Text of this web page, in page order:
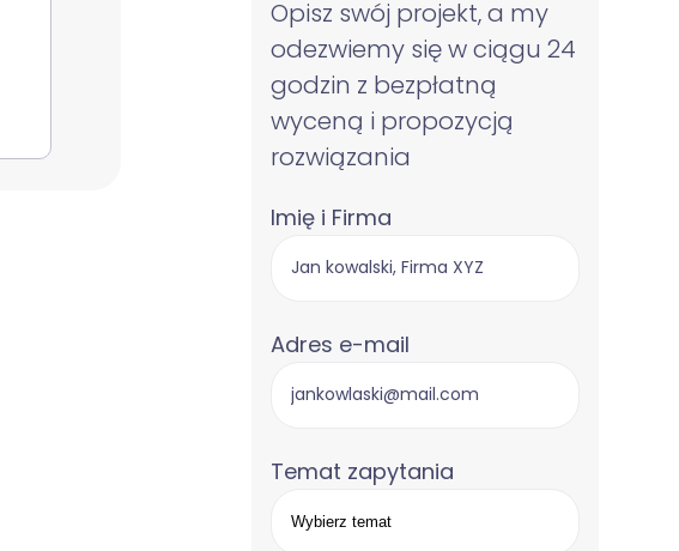
Opisz swój projekt, a my
odezwiemy się w ciągu 24
godzin z bezpłatną
wyceną i propozycją
rozwiązania
Imię i Firma
Adres e-mail
Temat zapytania